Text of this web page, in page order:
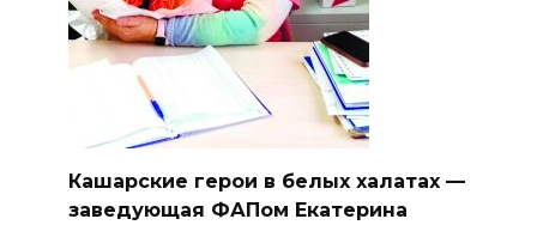
Кашарские герои в белых халатах —
заведующая ФАПом Екатерина